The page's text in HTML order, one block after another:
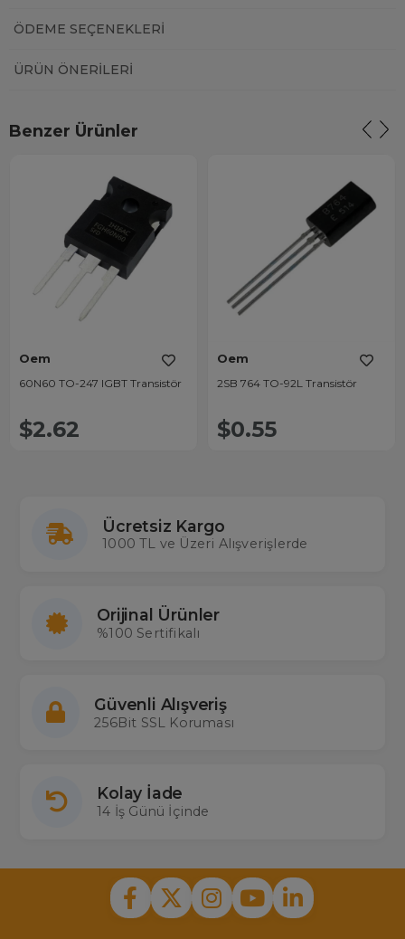
ÖDEME SEÇENEKLERI
ÜRÜN ÖNERILERI
Benzer Ürünler
Oem
60N60 TO-247 IGBT Transistör
$2.62
Oem
2SB 764 TO-92L Transistör
$0.55
Ücretsiz Kargo
1000 TL ve Üzeri Alışverişlerde
Orijinal Ürünler
%100 Sertifikalı
Güvenli Alışveriş
256Bit SSL Koruması
Kolay İade
14 İş Günü İçinde